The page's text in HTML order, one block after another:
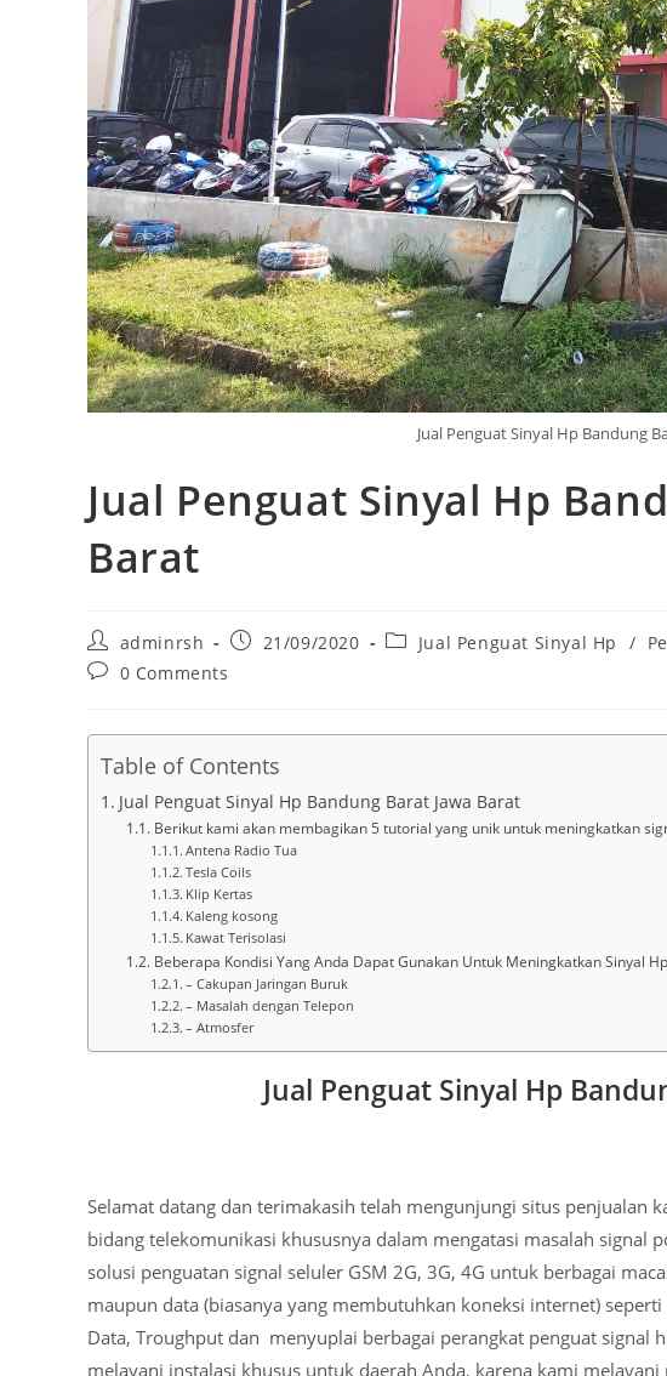
Jual Penguat Sinyal Hp Bandung
Jual Penguat Sinyal Hp
Barat
Post
author:
adminrsh
Post21/09/2020
PostJual Penguat Sinyal Hp /
Post0 Comments
Table of Contents
Jual Penguat Sinyal Hp Bandung Barat Jawa Barat
Berikut kami akan membagikan 5 tutorial yang unik untuk meningkatkan
Antena Radio Tua
Tesla Coils
Klip Kertas
Kaleng kosong
Kawat Terisolasi
Beberapa Kondisi Yang Anda Dapat Gunakan Untuk Meningkatkan Sinyal
– Cakupan Jaringan Buruk
– Masalah dengan Telepon
– Atmosfer
Jual Penguat Sinyal Hp
Selamat datang dan terimakasih telah mengunjungi situs penjualan
bidang telekomunikasi khususnya dalam mengatasi masalah signal
solusi penguatan signal seluler GSM 2G, 3G, 4G untuk berbagai
maupun data (biasanya yang membutuhkan koneksi internet)
Data, Troughput dan menyuplai berbagai perangkat penguat signal
melayani instalasi khusus untuk daerah Anda, karena kami